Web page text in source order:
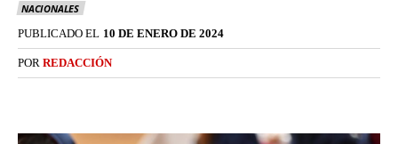
NACIONALES
PUBLICADO EL 10 DE ENERO DE 2024
POR REDACCIÓN